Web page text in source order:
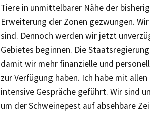
Tiere in unmittelbarer Nähe der
Erweiterung der Zonen gezwungen.
sind. Dennoch werden wir jetzt
Gebietes beginnen. Die
damit wir mehr finanzielle und
zur Verfügung haben. Ich habe mit
intensive Gespräche geführt. Wir sind
um der Schweinepest auf absehbare